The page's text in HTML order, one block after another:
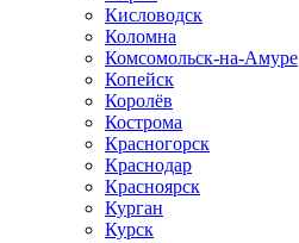
Кисловодск
Коломна
Комсомольск-на-Амуре
Копейск
Королёв
Кострома
Красногорск
Краснодар
Красноярск
Курган
Курск